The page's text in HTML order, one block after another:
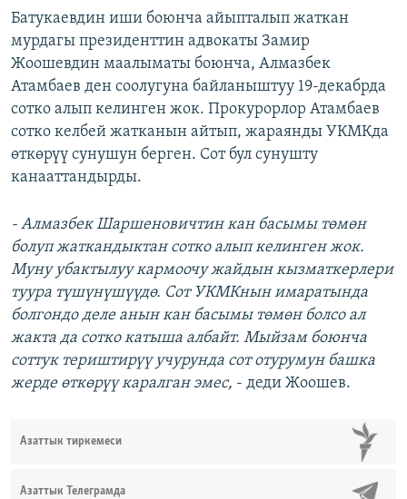
Батукаевдин иши боюнча айыпталып жаткан
мурдагы президенттин адвокаты Замир
Жоошевдин маалыматы боюнча, Алмазбек
Атамбаев ден соолугуна байланыштуу 19-декабрда
сотко алып келинген жок. Прокурорлор Атамбаев
сотко келбей жатканын айтып, жараянды УКМКда
өткөрүү сунушун берген. Сот бул сунушту
канааттандырды.
- Алмазбек Шаршеновичтин кан басымы төмөн
болуп жаткандыктан сотко алып келинген жок.
Муну убактылуу кармоочу жайдын кызматкерлери
туура түшүнүшүүдө. Сот УКМКнын имаратында
болгондо деле анын кан басымы төмөн болсо ал
жакта да сотко катыша албайт. Мыйзам боюнча
соттук териштирүү учурунда сот отурумун башка
жерде өткөрүү каралган эмес, - деди Жоошев.
Азаттык тиркемеси
Азаттык Телеграмда